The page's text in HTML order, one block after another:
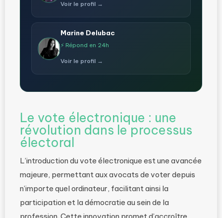
Voir le profil →
Marine Delubac
⚡ Répond en 24h
Voir le profil →
Le vote électronique : une
révolution dans le processus
électoral
L’introduction du vote électronique est une avancée
majeure, permettant aux avocats de voter depuis
n’importe quel ordinateur, facilitant ainsi la
participation et la démocratie au sein de la